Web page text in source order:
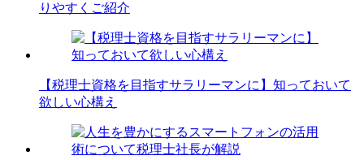
りやすくご紹介
【税理士資格を目指すサラリーマンに】知っておいて
欲しい心構え